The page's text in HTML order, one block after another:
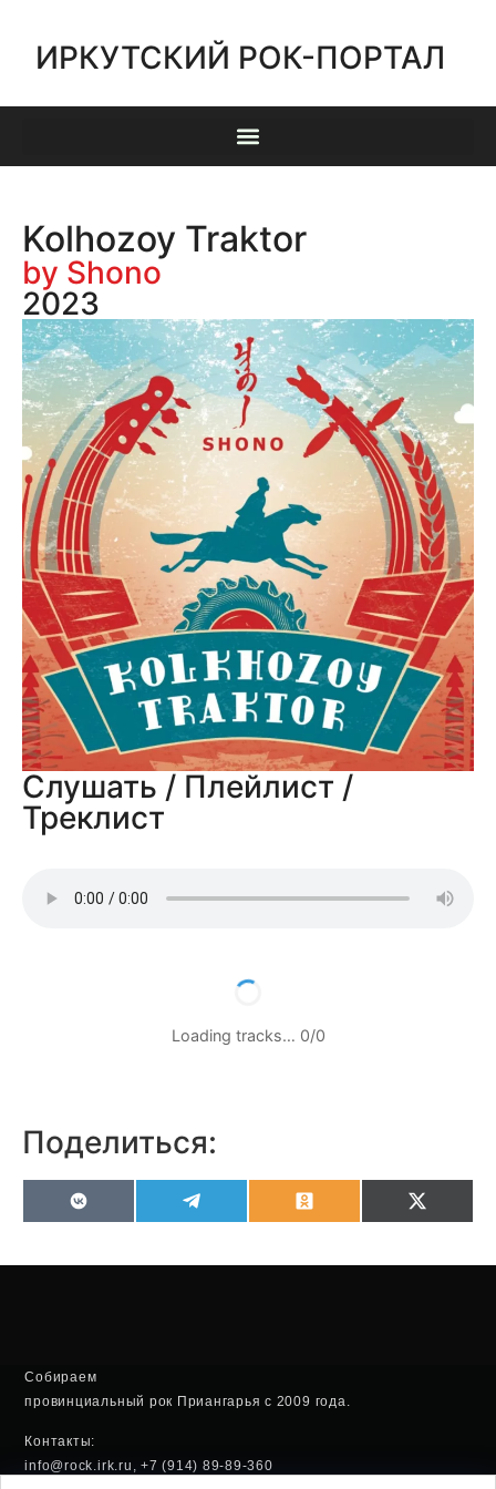
ИРКУТСКИЙ РОК-ПОРТАЛ
Kolhozoy Traktor
by Shono
2023
Слушать / Плейлист /
Треклист
Loading tracks… 0/0
Поделиться:
VK OdnoklassnikiX
Собираем
провинциальный рок Приангарья с 2009 года.
Контакты:
info@rock.irk.ru, +7 (914) 89-89-360